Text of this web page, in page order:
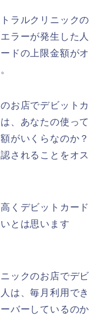
ラルクリニックの
ラーが発生した人
ドの上限金額がオ
お店でデビットカ
、あなたの使って
がいくらなのか？
されることをオス
くデビットカード
とは思います
ックのお店でデビ
は、毎月利用でき
バーしているのか